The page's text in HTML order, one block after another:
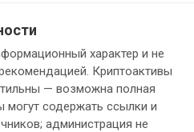
характер и не
Криптоактивы
— возможна полная
могут содержать ссылки и
администрация не